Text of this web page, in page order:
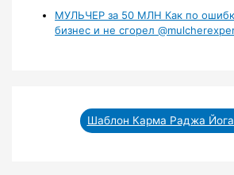
МУЛЬЧЕР за 50 МЛН Как по
бизнес и не сгорел
Шаблон Карма Раджа